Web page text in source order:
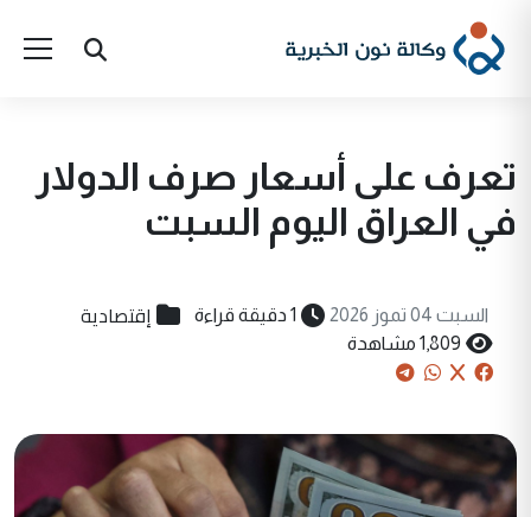
تعرف على أسعار صرف الدولار
في العراق اليوم السبت
السبت 04 تموز 2026 1 دقيقة قراءة إقتصادية
1,809 مشاهدة